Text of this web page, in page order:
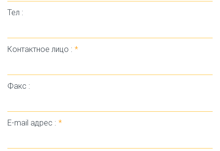
Тел :
Контактное лицо : *
Факс :
E-mail адрес : *